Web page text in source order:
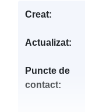
Creat:
Actualizat:
Puncte de
contact: